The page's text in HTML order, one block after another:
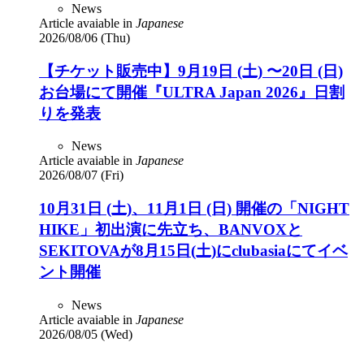
News
Article avaiable in Japanese
2026/08/06 (Thu)
【チケット販売中】9月19日 (土) 〜20日 (日)
お台場にて開催『ULTRA Japan 2026』日割
りを発表
News
Article avaiable in Japanese
2026/08/07 (Fri)
10月31日 (土)、11月1日 (日) 開催の「NIGHT
HIKE」初出演に先立ち、BANVOXと
SEKITOVAが8月15日(土)にclubasiaにてイベ
ント開催
News
Article avaiable in Japanese
2026/08/05 (Wed)